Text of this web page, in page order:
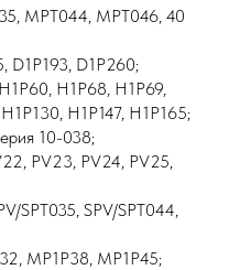
MPT044, MPT046, 40
D1P193, D1P260;
H1P68, H1P69,
H1P147, H1P165;
10-038;
PV23, PV24, PV25,
SPT035, SPV/SPT044,
MP1P38, MP1P45;